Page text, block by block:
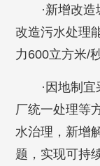
·新增改
改造污水处理
力600立方米/秒
·因地制
厂统一处理等
水治理，新增
题，实现可持